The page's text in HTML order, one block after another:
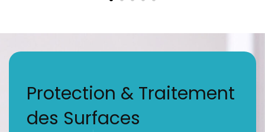
Protection & Traitement
des Surfaces